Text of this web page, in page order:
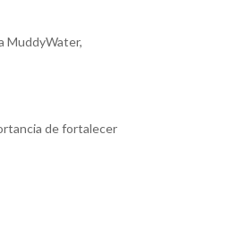
MuddyWater,
de fortalecer